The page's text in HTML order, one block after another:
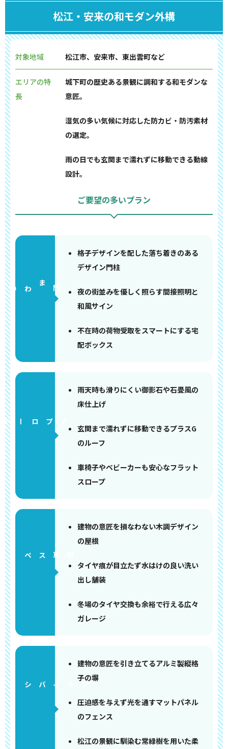
松江・安来の和モダン外構
対象地域 松江市、安来市、東出雲町など
エリアの特
長
城下町の歴史ある景観に調和する和モダンな
意匠。
湿気の多い気候に対応した防カビ・防汚素材
の選定。
雨の日でも玄関まで濡れずに移動できる動線
設計。
ご要望の多いプラン
門まわり
格子デザインを配した落ち着きのある
デザイン門柱
夜の街並みを優しく照らす間接照明と
和風サイン
不在時の荷物受取をスマートにする宅
配ボックス
アプローチ
雨天時も滑りにくい御影石や石畳風の
床仕上げ
玄関まで濡れずに移動できるプラスG
のルーフ
車椅子やベビーカーも安心なフラット
スロープ
建物の意匠を損なわない木調デザイン
の屋根
タイヤ痕が目立たず水はけの良い洗い
出し舗装
冬場のタイヤ交換も余裕で行える広々
ガレージ
建物の意匠を引き立てるアルミ製縦格
子の塀
圧迫感を与えず光を通すマットパネル
のフェンス
松江の景観に馴染む常緑樹を用いた柔